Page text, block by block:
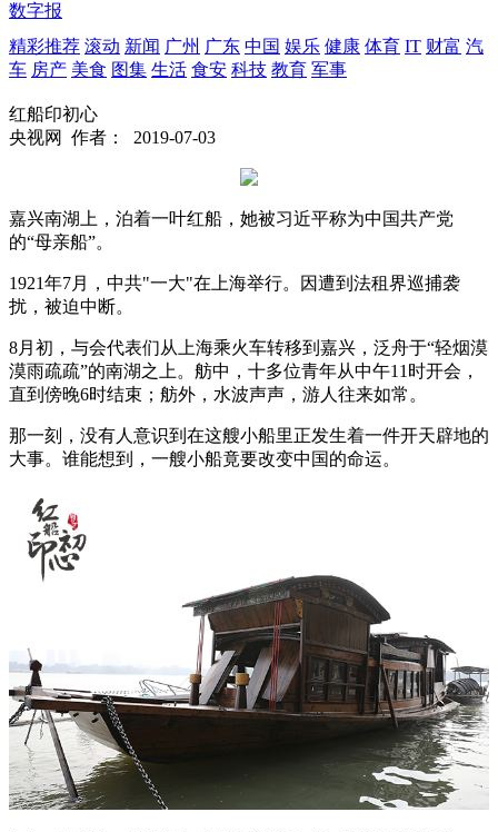
数字报
精彩推荐 滚动 新闻 广州 广东 中国 娱乐 健康 体育 IT 财富 汽
车 房产 美食 图集 生活 食安 科技 教育 军事
红船印初心
央视网
作者： 2019-07-03
嘉兴南湖上，泊着一叶红船，她被习近平称为中国共产党
的“母亲船”。
1921年7月，中共"一大"在上海举行。因遭到法租界巡捕袭
扰，被迫中断。
8月初，与会代表们从上海乘火车转移到嘉兴，泛舟于“轻烟漠
漠雨疏疏”的南湖之上。舫中，十多位青年从中午11时开会，
直到傍晚6时结束；舫外，水波声声，游人往来如常。
那一刻，没有人意识到在这艘小船里正发生着一件开天辟地的
大事。谁能想到，一艘小船竟要改变中国的命运。